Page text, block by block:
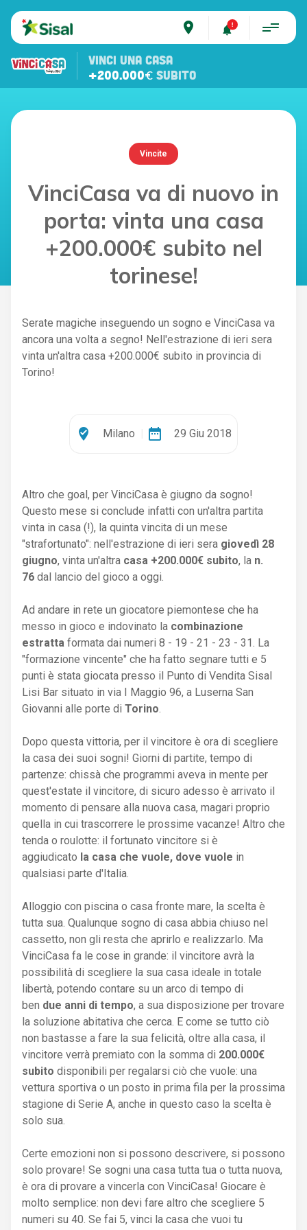
place
VINCI UNA CASA
+200.000€ SUBITO
Vincite
VinciCasa va di nuovo in
porta: vinta una casa
+200.000€ subito nel
torinese!
Serate magiche inseguendo un sogno e VinciCasa va
ancora una volta a segno! Nell'estrazione di ieri sera
vinta un'altra casa +200.000€ subito in provincia di
Torino!
where_to_vote Milano date_range 29 Giu 2018
Altro che goal, per VinciCasa è giugno da sogno!
Questo mese si conclude infatti con un'altra partita
vinta in casa (!), la quinta vincita di un mese
"strafortunato": nell'estrazione di ieri sera giovedì 28
giugno, vinta un'altra casa +200.000€ subito, la n.
76 dal lancio del gioco a oggi.
Ad andare in rete un giocatore piemontese che ha
messo in gioco e indovinato la combinazione
estratta formata dai numeri 8 - 19 - 21 - 23 - 31. La
"formazione vincente" che ha fatto segnare tutti e 5
punti è stata giocata presso il Punto di Vendita Sisal
Lisi Bar situato in via I Maggio 96, a Luserna San
Giovanni alle porte di Torino.
Dopo questa vittoria, per il vincitore è ora di scegliere
la casa dei suoi sogni! Giorni di partite, tempo di
partenze: chissà che programmi aveva in mente per
quest'estate il vincitore, di sicuro adesso è arrivato il
momento di pensare alla nuova casa, magari proprio
quella in cui trascorrere le prossime vacanze! Altro che
tenda o roulotte: il fortunato vincitore si è
aggiudicato la casa che vuole, dove vuole in
qualsiasi parte d'Italia.
Alloggio con piscina o casa fronte mare, la scelta è
tutta sua. Qualunque sogno di casa abbia chiuso nel
cassetto, non gli resta che aprirlo e realizzarlo. Ma
VinciCasa fa le cose in grande: il vincitore avrà la
possibilità di scegliere la sua casa ideale in totale
libertà, potendo contare su un arco di tempo di
ben due anni di tempo, a sua disposizione per trovare
la soluzione abitativa che cerca. E come se tutto ciò
non bastasse a fare la sua felicità, oltre alla casa, il
vincitore verrà premiato con la somma di 200.000€
subito disponibili per regalarsi ciò che vuole: una
vettura sportiva o un posto in prima fila per la prossima
stagione di Serie A, anche in questo caso la scelta è
solo sua.
Certe emozioni non si possono descrivere, si possono
solo provare! Se sogni una casa tutta tua o tutta nuova,
è ora di provare a vincerla con VinciCasa! Giocare è
molto semplice: non devi fare altro che scegliere 5
numeri su 40. Se fai 5, vinci la casa che vuoi tu